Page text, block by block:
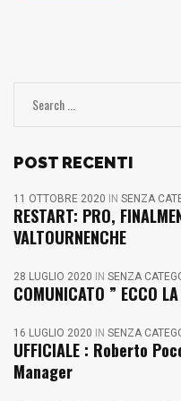
POST RECENTI
11 OTTOBRE 2020 IN SENZA
RESTART: PRO,
VALTOURNENCHE
28 LUGLIO 2020 IN SENZA
COMUNICATO ” ECCO
16 LUGLIO 2020 IN SENZA
UFFICIALE : Roberto
Manager